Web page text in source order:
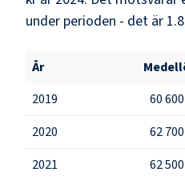
under perioden - det är
År
2019
60
2020
62
2021
62